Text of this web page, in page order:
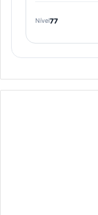
Nível77